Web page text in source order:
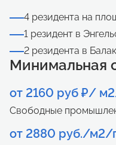
4 резидента на
1 резидент в
2 резидента в
Минимальная
от 2160 руб ₽/
Свободные
от 2880 руб./м2/